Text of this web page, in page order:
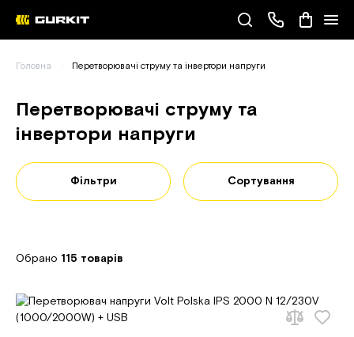
(093) 343-55-55
Головна Перетворювачі струму та інвертори напруги
Перетворювачі струму та
інвертори напруги
Фільтри Сортування
Обрано 115 товарів